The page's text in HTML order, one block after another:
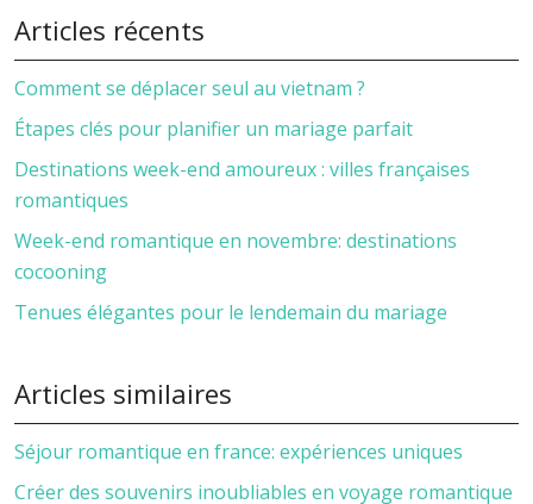
Articles récents
Comment se déplacer seul au vietnam ?
Étapes clés pour planifier un mariage parfait
Destinations week-end amoureux : villes françaises
romantiques
Week-end romantique en novembre: destinations
cocooning
Tenues élégantes pour le lendemain du mariage
Articles similaires
Séjour romantique en france: expériences uniques
Créer des souvenirs inoubliables en voyage romantique